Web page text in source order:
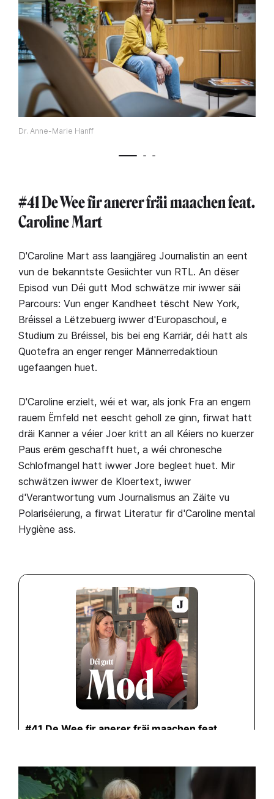
Dr. Anne-Marie Hanff
#41 De Wee fir anerer fräi maachen feat.
Caroline Mart
D'Caroline Mart ass laangjäreg Journalistin an eent
vun de bekanntste Gesiichter vun RTL. An dëser
Episod vun Déi gutt Mod schwätze mir iwwer säi
Parcours: Vun enger Kandheet tëscht New York,
Bréissel a Lëtzebuerg iwwer d'Europaschoul, e
Studium zu Bréissel, bis bei eng Karriär, déi hatt als
Quotefra an enger renger Männerredaktioun
ugefaangen huet.
D'Caroline erzielt, wéi et war, als jonk Fra an engem
rauem Ëmfeld net eescht geholl ze ginn, firwat hatt
dräi Kanner a véier Joer kritt an all Kéiers no kuerzer
Paus erëm geschafft huet, a wéi chronesche
Schlofmangel hatt iwwer Jore begleet huet. Mir
schwätzen iwwer de Kloertext, iwwer
d'Verantwortung vum Journalismus an Zäite vu
Polariséierung, a firwat Literatur fir d'Caroline mental
Hygiène ass.